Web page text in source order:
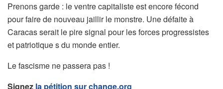
Prenons garde : le ventre capitaliste est encore fécond
pour faire de nouveau jaillir le monstre. Une défaite à
Caracas serait le pire signal pour les forces progressistes
et patriotique s du monde entier.
Le fascisme ne passera pas !
Signez la pétition sur change.org